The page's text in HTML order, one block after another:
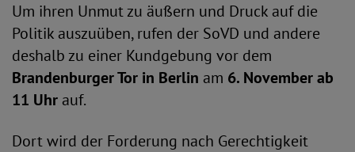
Um ihren Unmut zu äußern und Druck auf die
Politik auszuüben, rufen der SoVD und andere
deshalb zu einer Kundgebung vor dem
Brandenburger Tor in Berlin am 6. November ab
11 Uhr auf.
Dort wird der Forderung nach Gerechtigkeit